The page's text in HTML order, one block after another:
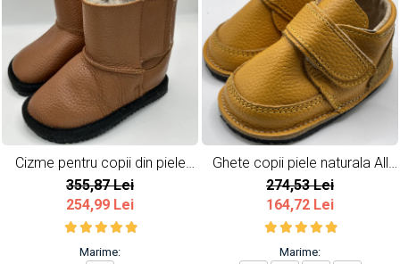
Cizme pentru copii din piele
naturala All Brown
355,87 Lei
254,99 Lei
Marime:
Ghete copii piele naturala All
Yellow
274,53 Lei
164,72 Lei
Marime: